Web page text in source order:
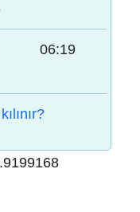
06:19